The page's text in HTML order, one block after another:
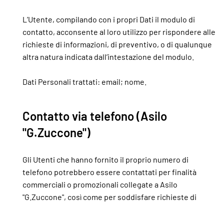
L’Utente, compilando con i propri Dati il modulo di
contatto, acconsente al loro utilizzo per rispondere alle
richieste di informazioni, di preventivo, o di qualunque
altra natura indicata dall’intestazione del modulo.
Dati Personali trattati: email; nome.
Contatto via telefono (Asilo
"G.Zuccone")
Gli Utenti che hanno fornito il proprio numero di
telefono potrebbero essere contattati per finalità
commerciali o promozionali collegate a Asilo
"G.Zuccone", così come per soddisfare richieste di